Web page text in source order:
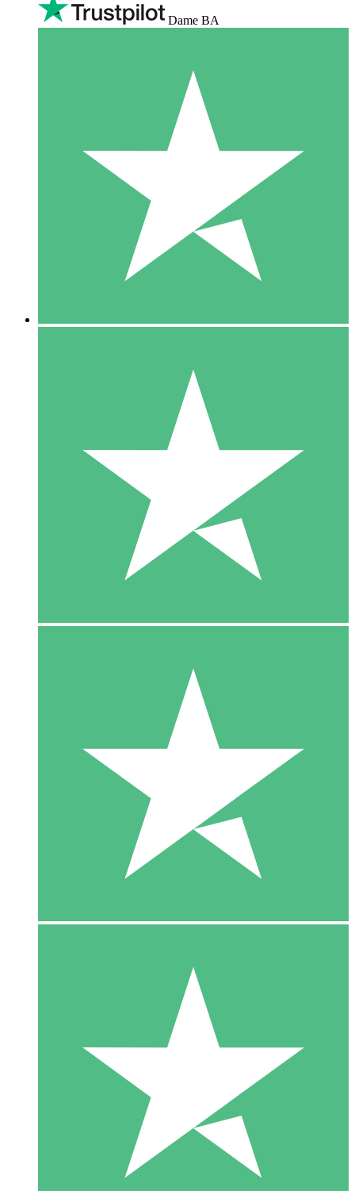
Dame BA